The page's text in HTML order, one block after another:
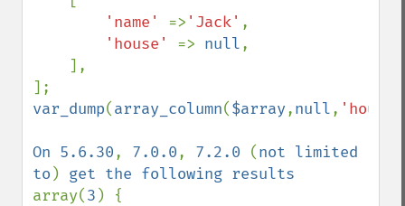
'name' => 'Jack' ,
'house' => null,
var_dump(array_column($array,null, 'house'
On 5.6.30, 7.0.0, 7.2.0 (not limited
to )
array(3 ) {